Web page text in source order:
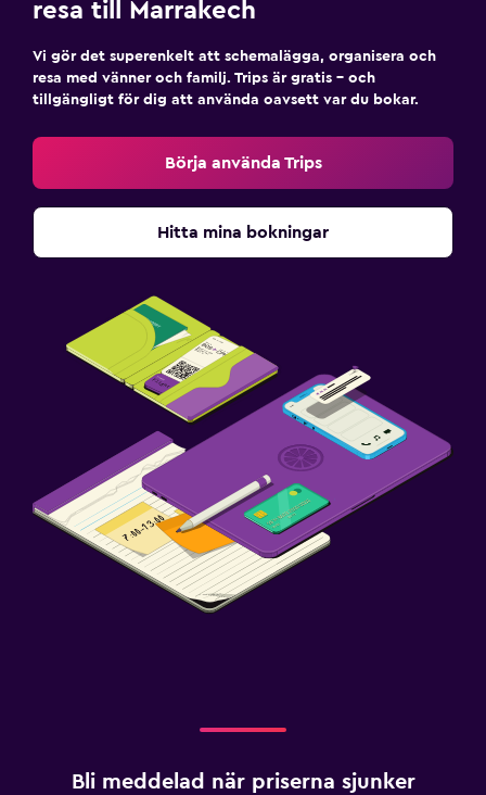
resa till Marrakech
Vi gör det superenkelt att schemalägga, organisera och
resa med vänner och familj. Trips är gratis – och
tillgängligt för dig att använda oavsett var du bokar.
Börja använda Trips
Hitta mina bokningar
Bli meddelad när priserna sjunker